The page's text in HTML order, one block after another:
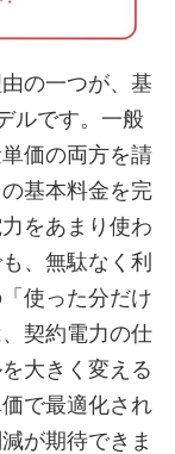
の一つが、基
ルです。一般
価の両方を請
基本料金を完
をあまり使わ
、無駄なく利
使った分だけ
契約電力の仕
大きく変える
で最適化され
が期待できま